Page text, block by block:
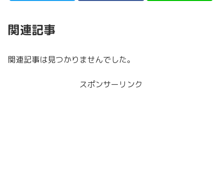
関連記事
関連記事は見つかりませんでした。
スポンサーリンク